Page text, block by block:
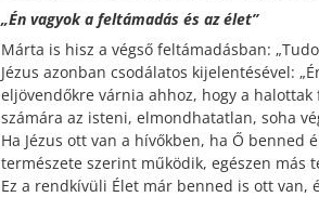
„Én vagyok a feltámadás és az élet”
Márta is hisz a végső feltámadásban:
Jézus azonban csodálatos kijelentésével:
eljövendőkre várnia ahhoz, hogy a
számára az isteni, elmondhatatlan, soha
Ha Jézus ott van a hívőkben, ha Ő benned
természete szerint működik, egészen más
Ez a rendkívüli Élet már benned is ott van,